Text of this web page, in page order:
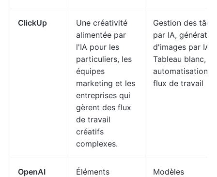
ClickUp
Une créativité
alimentée par
l'IA pour les
particuliers, les
équipes
marketing et les
entreprises qui
gèrent des flux
de travail
créatifs
complexes.
Gestion des
par IA,
d'images par IA
Tableau blanc,
automatisation
flux de travail
OpenAI
Éléments
Modèles